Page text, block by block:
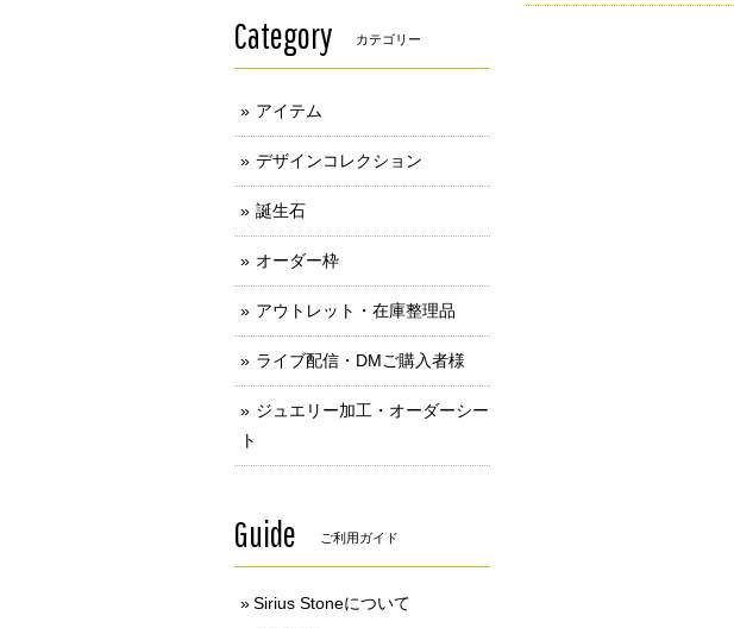
Category カテゴリー
アイテム
デザインコレクション
誕生石
オーダー枠
アウトレット・在庫整理品
ライブ配信・DMご購入者様
ジュエリー加工・オーダーシー
ト
Guide ご利用ガイド
Sirius Stoneについて